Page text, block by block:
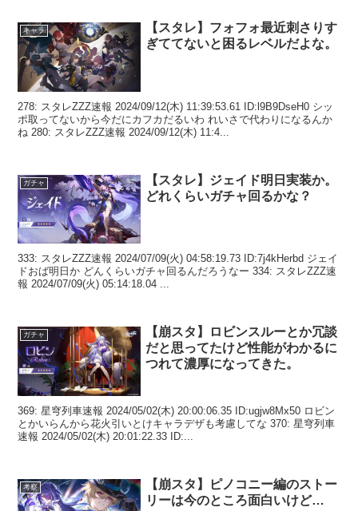
キャラ
【スタレ】フォフォ最近刺さりす
ぎててないと困るレベルだよな。
278: スタレZZZ速報 2024/09/12(木) 11:39:53.61 ID:l9B9DseH0 シッ
ポ取ってないから今だにカフカだるいわ れいさで代わりになるんか
ね 280: スタレZZZ速報 2024/09/12(木) 11:4...
ガチャ
【スタレ】ジェイド明日実装か。
どれくらいガチャ回るかな？
333: スタレZZZ速報 2024/07/09(火) 04:58:19.73 ID:7j4kHerbd ジェイ
ドおば明日か どんくらいガチャ回るんだろうなー 334: スタレZZZ速
報 2024/07/09(火) 05:14:18.04 ...
ガチャ
【崩スタ】ロビンスルーとか冗談
だと思ってたけど性能がわかるに
つれて濃厚になってきた。
369: 星穹列車速報 2024/05/02(木) 20:00:06.35 ID:ugjw8Mx50 ロビン
とかいらんから花火引いとけキャラデザも考慮してな 370: 星穹列車
速報 2024/05/02(木) 20:01:22.33 ID:...
考察
【崩スタ】ピノコニー編のストー
リーは今のところ面白いけど…